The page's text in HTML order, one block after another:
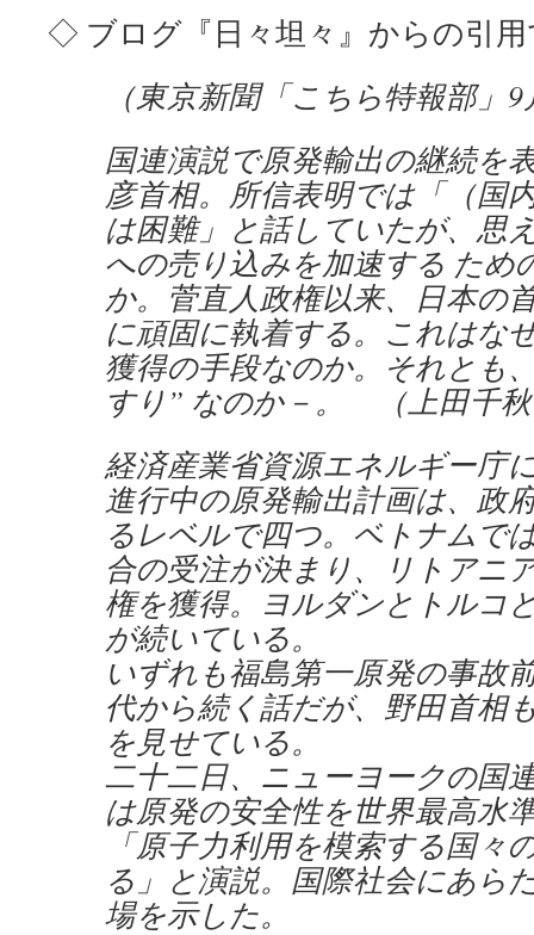
◇ ブログ『日々坦々』からの引
（東京新聞「こちら特報部」
国連演説で原発輸出の継続を
彦首相。所信表明では「（国
は困難」と話していたが、思
への売り込みを加速する ため
か。菅直人政権以来、日本の
に頑固に執着する。これはな
獲得の手段なのか。それとも
すり” なのか－。 （上田千
経済産業省資源エネルギー庁
進行中の原発輸出計画は、政
るレベルで四つ。ベトナムで
合の受注が決まり、リトアニ
権を獲得。ヨルダンとトルコ
が続いている。
いずれも福島第一原発の事故
代から続く話だが、野田首相
を見せている。
二十二日、ニューヨークの国
は原発の安全性を世界最高水
「原子力利用を模索する国々
る」と演説。国際社会にあら
場を示した。